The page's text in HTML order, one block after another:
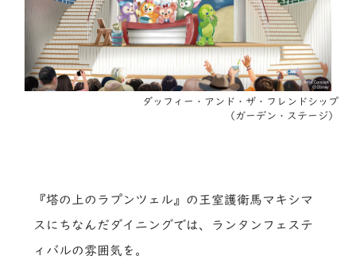
ダッフィー・アンド・ザ・フレンドシップ
（ガーデン・ステージ）
『塔の上のラプンツェル』の王室護衛馬マキシマ
スにちなんだダイニングでは、ランタンフェステ
ィバルの雰囲気を。